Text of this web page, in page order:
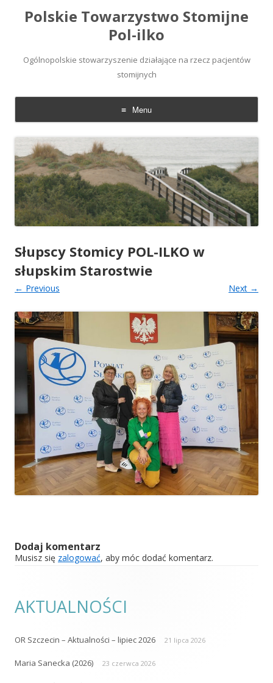
Polskie Towarzystwo Stomijne
Pol-ilko
Ogólnopolskie stowarzyszenie działające na rzecz pacjentów
stomijnych
Menu
Skip
to
content
Słupscy Stomicy POL-ILKO w
słupskim Starostwie
← Previous Next →
Dodaj komentarz
Musisz się zalogować, aby móc dodać komentarz.
AKTUALNOŚCI
OR Szczecin – Aktualności – lipiec 2026 21 lipca 2026
Maria Sanecka (2026) 23 czerwca 2026